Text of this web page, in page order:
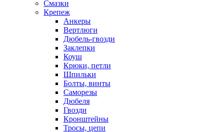
Смазки
Крепеж
Анкеры
Вертлюги
Дюбель-гвозди
Заклепки
Коуш
Крюки, петли
Шпильки
Болты, винты
Саморезы
Дюбеля
Гвозди
Кронштейны
Тросы, цепи